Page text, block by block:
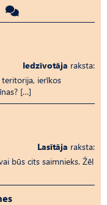
Iedzīvotāja raksta:
teritorija, ierīkos
[…]
Lasītāja raksta:
būs cits saimnieks. Žēl